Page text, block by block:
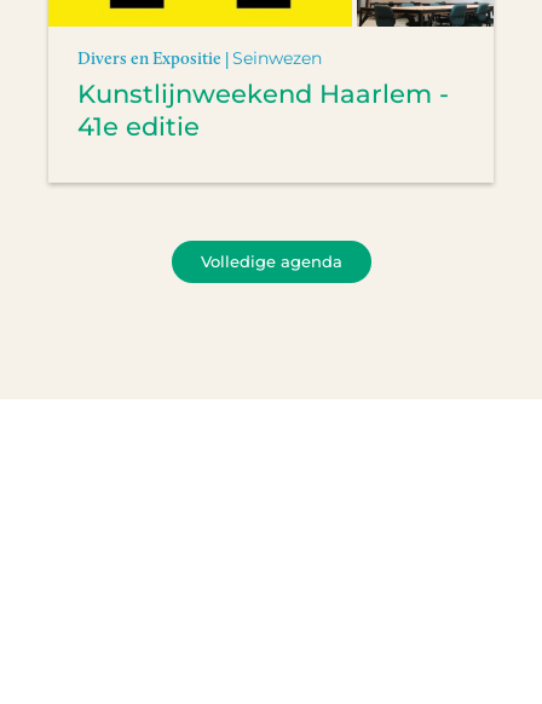
Divers en Expositie |Seinwezen
Kunstlijnweekend Haarlem -
41e editie
Volledige agenda